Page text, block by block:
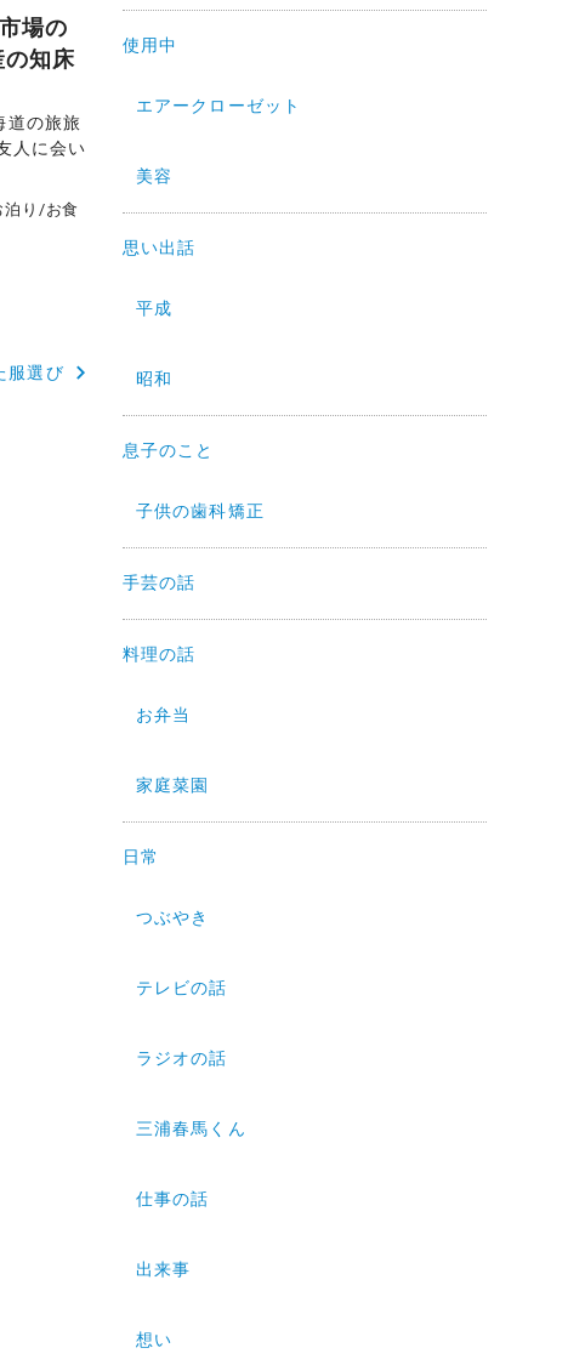
場の
の知床
道の旅旅
人に会い
泊り /お食
服選び
使用中
エアークローゼット
美容
思い出話
平成
昭和
息子のこと
子供の歯科矯正
手芸の話
料理の話
お弁当
家庭菜園
日常
つぶやき
テレビの話
ラジオの話
三浦春馬くん
仕事の話
出来事
想い